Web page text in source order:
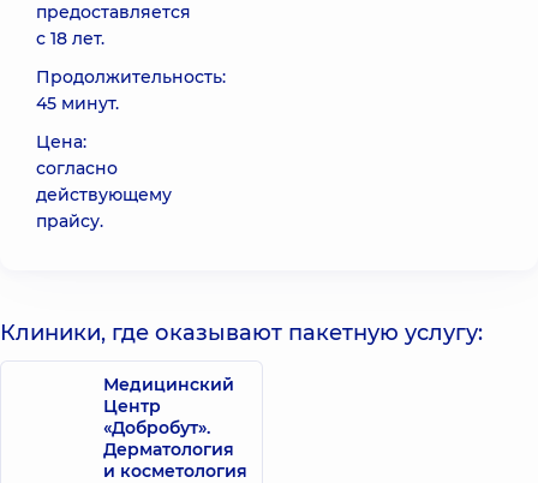
предоставляется
с 18 лет.
Продолжительность:
45 минут.
Цена:
согласно
действующему
прайсу.
Клиники, где оказывают пакетную услугу:
Медицинский
Центр
«Добробут».
Дерматология
и косметология